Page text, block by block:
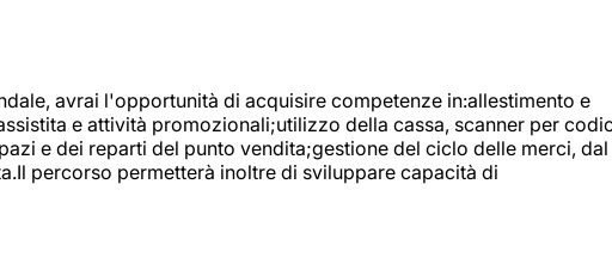
avrai l'opportunità di acquisire competenze in:allestimento e
e attività promozionali;utilizzo della cassa, scanner per
e dei reparti del punto vendita;gestione del ciclo delle merci, dal
percorso permetterà inoltre di sviluppare capacità di